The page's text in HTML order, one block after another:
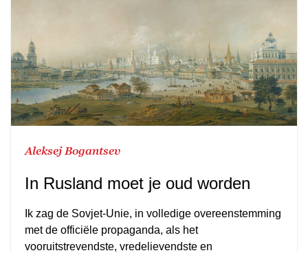
Aleksej Bogantsev
In Rusland moet je oud worden
Ik zag de Sovjet-Unie, in volledige overeenstemming
met de officiële propaganda, als het
vooruitstrevendste, vredelievendste en